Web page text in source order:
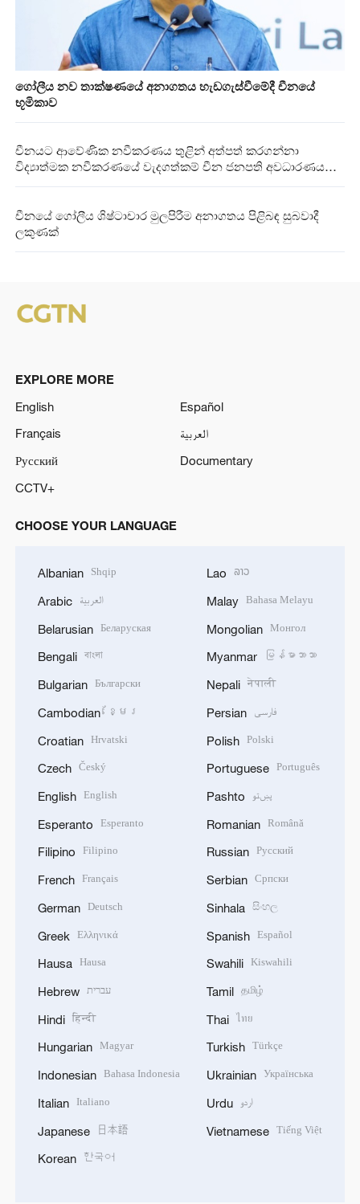
ගෝලීය නව තාක්ෂණයේ අනාගතය හැඩගැස්වීමේදී චීනයේ
භූමිකාව
චීනයට ආවේණික නවීකරණය තුළින් අත්පත් කරගන්නා
විද්‍යාත්මක නවීකරණයේ වැදගත්කම් චීන ජනපති අවධාරණය
චීනයේ ගෝලීය ශිෂ්ටාචාර මුලපිරීම අනාගතය පිළිබඳ සුබවාදී
ලකුණක්
EXPLORE MORE
English
Español
Français
العربية
Русский
Documentary
CCTV+
CHOOSE YOUR LANGUAGE
Albanian Shqip
Arabic العربية
Belarusian Беларуская
Bengali বাংলা
Bulgarian Български
Cambodian ខ្មែរ
Croatian Hrvatski
Czech Český
English English
Esperanto Esperanto
Filipino Filipino
French Français
German Deutsch
Greek Ελληνικά
Hausa Hausa
Hebrew עברית
Hindi हिन्दी
Hungarian Magyar
Indonesian Bahasa Indonesia
Italian Italiano
Japanese 日本語
Korean 한국어
Lao ລາວ
Malay Bahasa Melayu
Mongolian Монгол
Myanmar မြန်မာဘာသာ
Nepali नेपाली
Persian فارسی
Polish Polski
Portuguese Português
Pashto پښتو
Romanian Română
Russian Русский
Serbian Српски
Sinhala සිංහල
Spanish Español
Swahili Kiswahili
Tamil தமிழ்
Thai ไทย
Turkish Türkçe
Ukrainian Українська
Urdu اردو
Vietnamese Tiếng Việt